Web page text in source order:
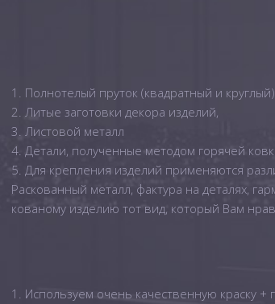
1. Полнотелый пруток (квадратный и
2. Литые заготовки декора изделий,
3. Листовой металл
4. Детали, полученные методом горячей
5. Для крепления изделий применяются
Раскованный металл, фактура на деталях,
кованому изделию тот вид, который Вам
1. Используем очень качественную краску +